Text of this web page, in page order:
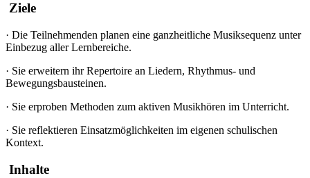
Ziele
· Die Teilnehmenden planen eine ganzheitliche Musiksequenz unter
Einbezug aller Lernbereiche.
· Sie erweitern ihr Repertoire an Liedern, Rhythmus- und
Bewegungsbausteinen.
· Sie erproben Methoden zum aktiven Musikhören im Unterricht.
· Sie reflektieren Einsatzmöglichkeiten im eigenen schulischen
Kontext.
Inhalte